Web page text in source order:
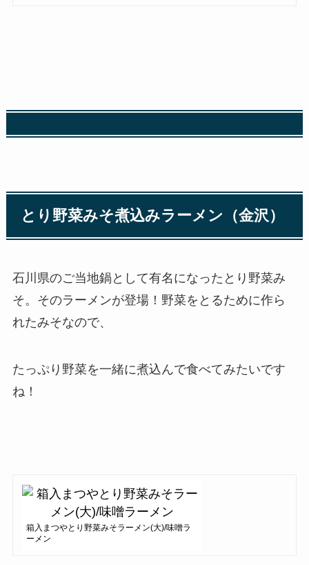
とり野菜みそ煮込みラーメン（金沢）
石川県のご当地鍋として有名になったとり野菜み
そ。そのラーメンが登場！野菜をとるために作ら
れたみそなので、
たっぷり野菜を一緒に煮込んで食べてみたいです
ね！
箱入まつやとり野菜みそラーメン(大)/味噌ラ
ーメン